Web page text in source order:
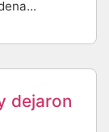
dejaron